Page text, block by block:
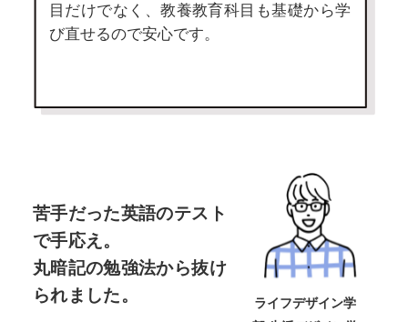
目だけでなく、教養教育科目も基礎から学
び直せるので安心です。
苦手だった英語のテスト
で手応え。
丸暗記の勉強法から抜け
られました。
ライフデザイン学